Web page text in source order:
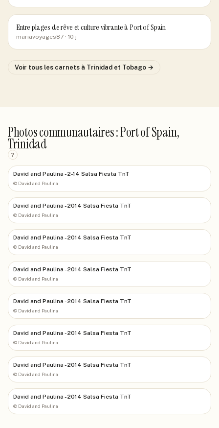
Entre plages de rêve et culture vibrante à Port of Spain
mariavoyages87 · 10 j
Voir tous les carnets à Trinidad et Tobago →
Photos communautaires : Port of Spain,
Trinidad
?
David and Paulina - 2-14 Salsa Fiesta TnT
© David and Paulina
David and Paulina - 2014 Salsa Fiesta TnT
© David and Paulina
David and Paulina - 2014 Salsa Fiesta TnT
© David and Paulina
David and Paulina - 2014 Salsa Fiesta TnT
© David and Paulina
David and Paulina - 2014 Salsa Fiesta TnT
© David and Paulina
David and Paulina - 2014 Salsa Fiesta TnT
© David and Paulina
David and Paulina - 2014 Salsa Fiesta TnT
© David and Paulina
David and Paulina - 2014 Salsa Fiesta TnT
© David and Paulina